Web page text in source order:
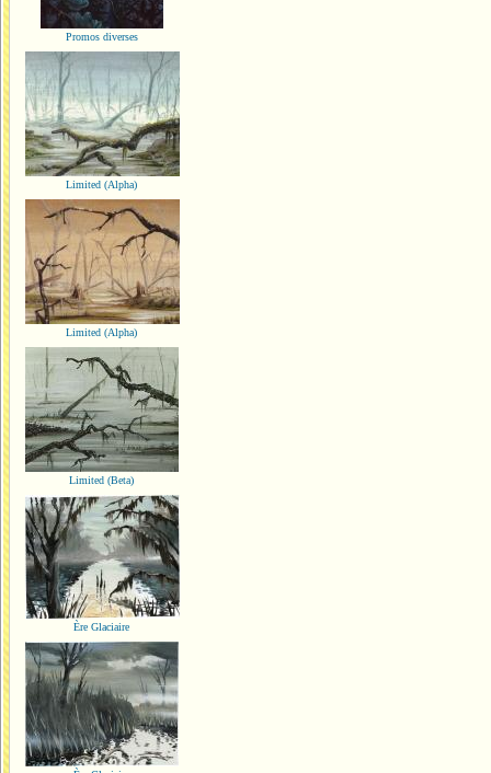
Promos diverses
Limited (Alpha)
Limited (Alpha)
Limited (Beta)
Ère Glaciaire